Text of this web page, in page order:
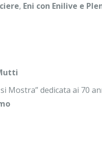
, Eni con Enilive e
Mostra” dedicata ai 70